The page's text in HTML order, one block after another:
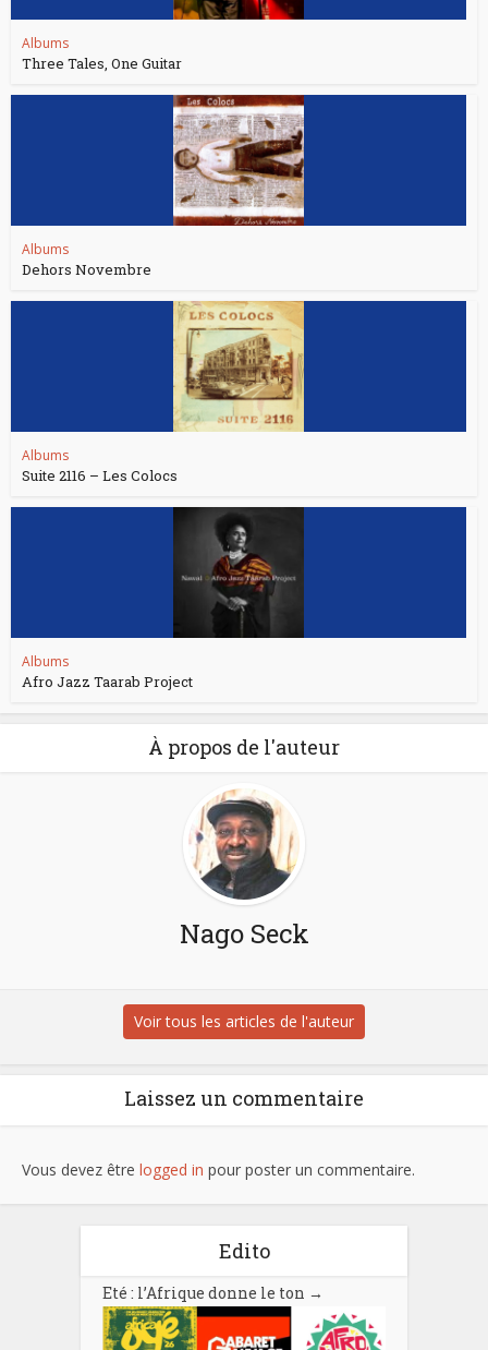
Albums
Three Tales, One Guitar
Albums
Dehors Novembre
Albums
Suite 2116 – Les Colocs
Albums
Afro Jazz Taarab Project
À propos de l'auteur
Nago Seck
Voir tous les articles de l'auteur
Laissez un commentaire
Vous devez être logged in pour poster un commentaire.
Edito
Eté : l’Afrique donne le ton →